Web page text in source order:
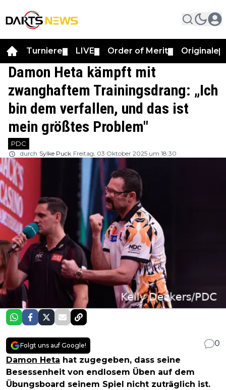
Turniere LIVE Order of Merit Originale
Damon Heta kämpft mit
zwanghaftem Trainingsdrang: „Ich
bin dem verfallen, und das ist
mein größtes Problem"
PDC
durch Sylke Puck Freitag, 03 Oktober 2025 um 18:30
Folgt uns auf Google!
0
Damon Heta hat zugegeben, dass seine
Besessenheit von endlosem Üben auf dem
Übungsboard seinem Spiel nicht zuträglich ist.